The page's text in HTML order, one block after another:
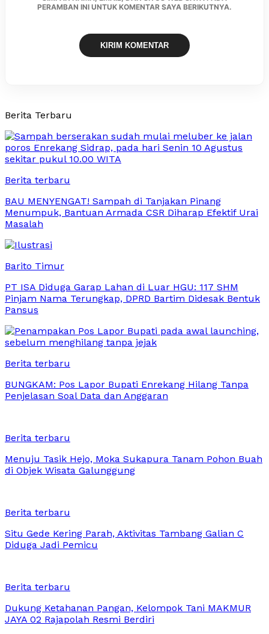
PERAMBAN INI UNTUK KOMENTAR SAYA BERIKUTNYA.
Berita Terbaru
Berita terbaru
BAU MENYENGAT! Sampah di Tanjakan Pinang
Menumpuk, Bantuan Armada CSR Diharap Efektif Urai
Masalah
Barito Timur
PT ISA Diduga Garap Lahan di Luar HGU: 117 SHM
Pinjam Nama Terungkap, DPRD Bartim Didesak Bentuk
Pansus
Berita terbaru
BUNGKAM: Pos Lapor Bupati Enrekang Hilang Tanpa
Penjelasan Soal Data dan Anggaran
Berita terbaru
Menuju Tasik Hejo, Moka Sukapura Tanam Pohon Buah
di Objek Wisata Galunggung
Berita terbaru
Situ Gede Kering Parah, Aktivitas Tambang Galian C
Diduga Jadi Pemicu
Berita terbaru
Dukung Ketahanan Pangan, Kelompok Tani MAKMUR
JAYA 02 Rajapolah Resmi Berdiri